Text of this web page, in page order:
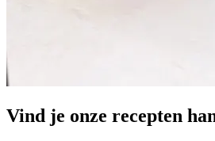
Vind je onze recepten